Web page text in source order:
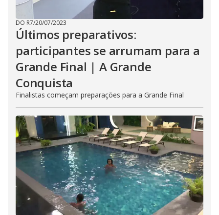
DO R7/20/07/2023
Últimos preparativos:
participantes se arrumam para a
Grande Final | A Grande
Conquista
Finalistas começam preparações para a Grande Final